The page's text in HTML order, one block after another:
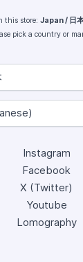
this store: Japan / 日
pick a country or
Instagram
Facebook
X (Twitter)
Youtube
Lomography